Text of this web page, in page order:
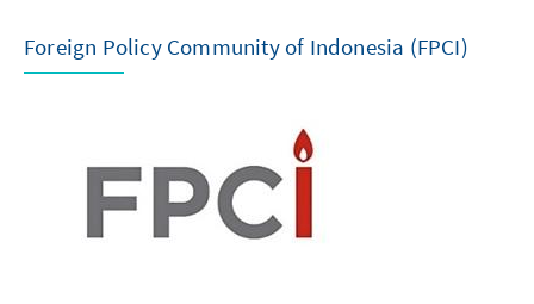
Foreign Policy Community of Indonesia (FPCI)